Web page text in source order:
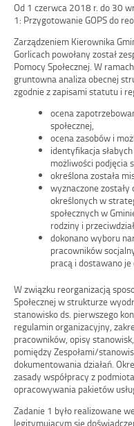
Od 1 czerwca 2018 r. do 30
1: Przygotowanie GOPS do
Zarządzeniem Kierownika
Gorlicach powołany został
Pomocy Społecznej. W
gruntowna analiza obecnej
zgodnie z zapisami statutu i
ocena
społecznej,
ocena zasobów i
identyfikacja
możliwości podjęcia
określona została
wyznaczone
określonych w
społecznych w
rodziny i
dokonano wyboru
pracowników
pracą i dostawano
W związku reorganizacją
Społecznej w strukturze
stanowisko ds. pierwszego
regulamin organizacyjny,
pracowników, opisy
pomiędzy Zespołami/
dokumentowania działań.
zasady współpracy z
opracowywania pakietów
Zadanie 1 było realizowane
legitymującym się